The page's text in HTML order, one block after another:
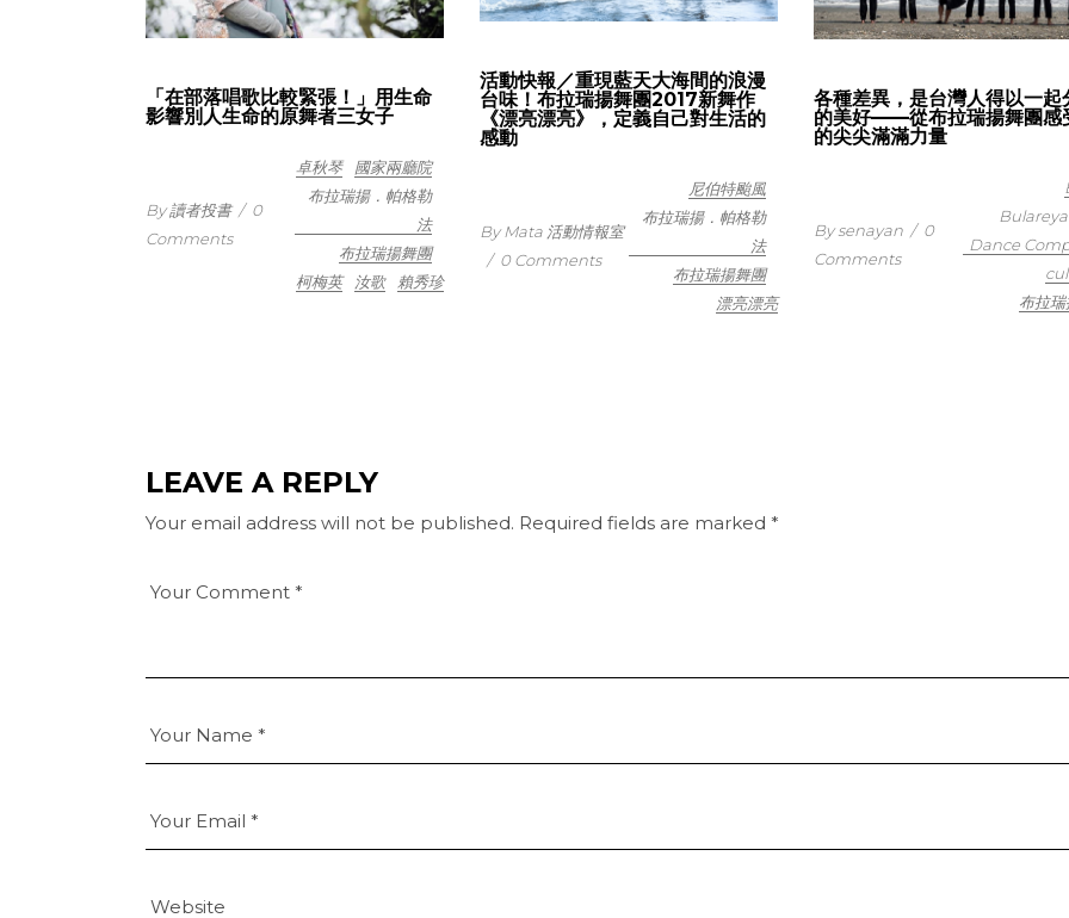
「在部落唱歌比較緊張！」用生命
影響別人生命的原舞者三女子
By 讀者投書 / 0
Comments
卓秋琴
國家兩廳院
布拉瑞揚．帕格勒
法
布拉瑞揚舞團
柯梅英
汝歌 賴秀珍
活動快報／重現藍天大海間的浪漫
台味！布拉瑞揚舞團2017新舞作
《漂亮漂亮》，定義自己對生活的
感動
By Mata 活動情報室
/ 0 Comments
尼伯特颱風
布拉瑞揚．帕格勒
法
布拉瑞揚舞團
漂亮漂亮
各種差異，是台灣人得以一起
的美好——從布拉瑞揚舞團感
的尖尖滿滿力量
By senayan / 0
Comments
Dance
布拉
LEAVE A REPLY
Your email address will not be published. Required fields are marked *